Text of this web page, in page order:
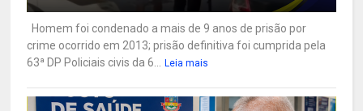
Homem foi condenado a mais de 9 anos de prisão por
crime ocorrido em 2013; prisão definitiva foi cumprida pela
63ª DP Policiais civis da 6...
Leia mais